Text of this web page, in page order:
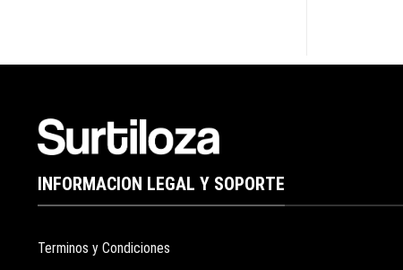
INFORMACION LEGAL Y SOPORTE
Terminos y Condiciones